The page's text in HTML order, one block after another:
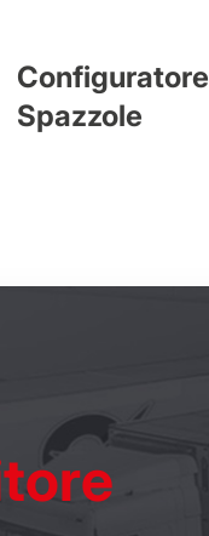
Configuratore
Spazzole